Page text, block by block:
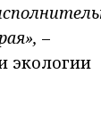
–
экологии